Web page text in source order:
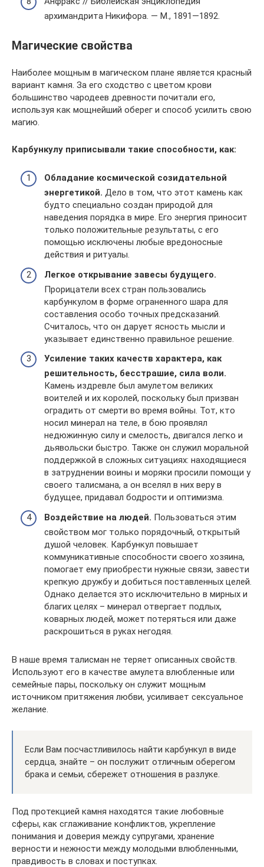
архимандрита Никифора. — М., 1891—1892.
Магические свойства
Наиболее мощным в магическом плане является красный
вариант камня. За его сходство с цветом крови
большинство чародеев древности почитали его,
используя как мощнейший оберег и способ усилить свою
магию.
Карбункулу приписывали такие способности, как:
Обладание космической созидательной
энергетикой. Дело в том, что этот камень как
будто специально создан природой для
наведения порядка в мире. Его энергия приносит
только положительные результаты, с его
помощью исключены любые вредоносные
действия и ритуалы.
Легкое открывание завесы будущего.
Прорицатели всех стран пользовались
карбункулом в форме ограненного шара для
составления особо точных предсказаний.
Считалось, что он дарует ясность мысли и
указывает единственно правильное решение.
Усиление таких качеств характера, как
решительность, бесстрашие, сила воли.
Камень издревле был амулетом великих
воителей и их королей, поскольку был призван
оградить от смерти во время войны. Тот, кто
носил минерал на теле, в бою проявлял
недюжинную силу и смелость, двигался легко и
дьявольски быстро. Также он служил моральной
поддержкой в сложных ситуациях: находящиеся
в затруднении воины и моряки просили помощи у
своего талисмана, а он вселял в них веру в
будущее, придавал бодрости и оптимизма.
Воздействие на людей. Пользоваться этим
свойством мог только порядочный, открытый
душой человек. Карбункул повышает
коммуникативные способности своего хозяина,
помогает ему приобрести нужные связи, завести
крепкую дружбу и добиться поставленных целей.
Однако делается это исключительно в мирных и
благих целях – минерал отвергает подлых,
коварных людей, может потеряться или даже
раскрошиться в руках негодяя.
В наше время талисман не теряет описанных свойств.
Используют его в качестве амулета влюбленные или
семейные пары, поскольку он служит мощным
источником притяжения любви, усиливает сексуальное
желание.
Если Вам посчастливилось найти карбункул в виде
сердца, знайте – он послужит отличным оберегом
брака и семьи, сбережет отношения в разлуке.
Под протекцией камня находятся такие любовные
сферы, как сглаживание конфликтов, укрепление
понимания и доверия между супругами, хранение
верности и нежности между молодыми влюбленными,
правдивость в словах и поступках.